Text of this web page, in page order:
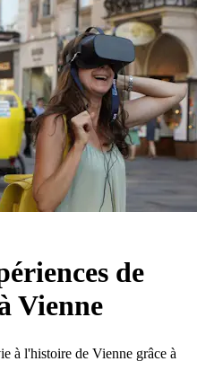
de
Vienne
à l'histoire de Vienne grâce à